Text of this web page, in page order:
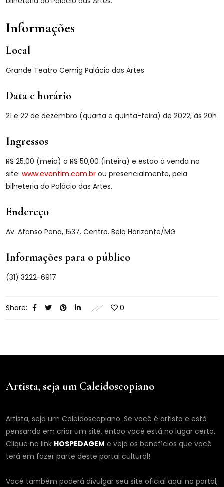
Informações
Local
Grande Teatro Cemig Palácio das Artes
Data e horário
21 e 22 de dezembro (quarta e quinta-feira) de 2022, às 20h
Ingressos
R$ 25,00 (meia) a R$ 50,00 (inteira) e estão à venda no
site: www.eventim.com.br ou presencialmente, pela
bilheteria do Palácio das Artes.
Endereço
Av. Afonso Pena, 1537. Centro. Belo Horizonte/MG
Informações para o público
(31) 3222-6917
Share: 0
Artista, seja um Caleidoscopiano
Artista, seja um Caleidoscopiano. Se você é artista e está
pensando em criar um site, então você está no lugar certo.
Clique no link HOSPEDAGEM e veja os benefícios que você
terá em fazer parte deste portal cultural!
Você também poderá divulgar seu site oficial aqui no portal,